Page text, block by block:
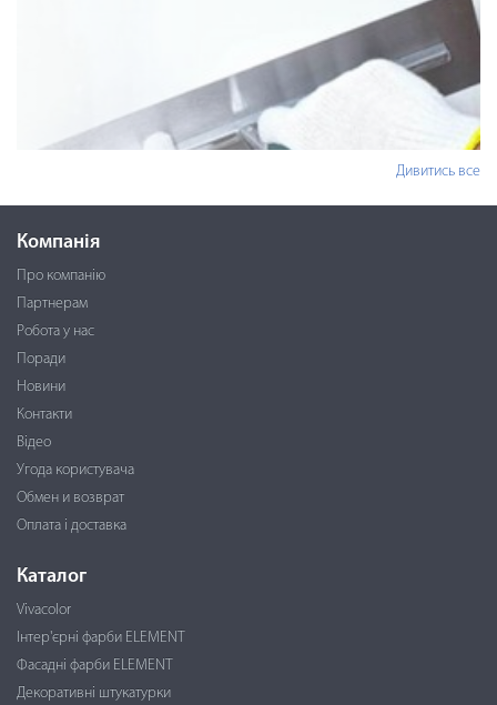
Дивитись все
Компанія
Про компанію
Партнерам
Робота у нас
Поради
Новини
Контакти
Відео
Угода користувача
Обмен и возврат
Оплата і доставка
Каталог
Vivacolor
Інтер'єрні фарби ELEMENT
Фасадні фарби ELEMENT
Декоративні штукатурки